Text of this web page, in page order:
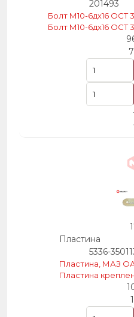
201493
Болт М10-6дх16 ОСТ
Болт М10-6дх16 ОСТ
Пластина
5336-
Пластина, МАЗ
Пластина